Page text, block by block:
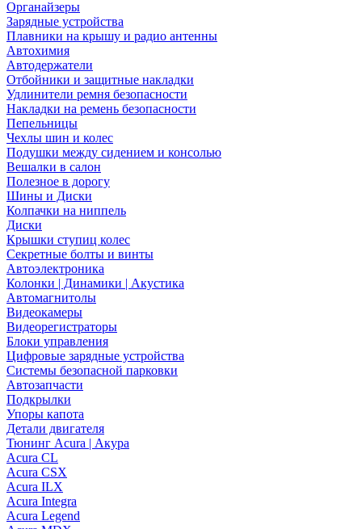
Органайзеры
Зарядные устройства
Плавники на крышу и радио антенны
Автохимия
Автодержатели
Отбойники и защитные накладки
Удлинители ремня безопасности
Накладки на ремень безопасности
Пепельницы
Чехлы шин и колес
Подушки между сидением и консолью
Вешалки в салон
Полезное в дорогу
Шины и Диски
Колпачки на ниппель
Диски
Крышки ступиц колес
Секретные болты и винты
Автоэлектроника
Колонки | Динамики | Акустика
Автомагнитолы
Видеокамеры
Видеорегистраторы
Блоки управления
Цифровые зарядные устройства
Системы безопасной парковки
Автозапчасти
Подкрылки
Упоры капота
Детали двигателя
Тюнинг Acura | Акура
Acura CL
Acura CSX
Acura ILX
Acura Integra
Acura Legend